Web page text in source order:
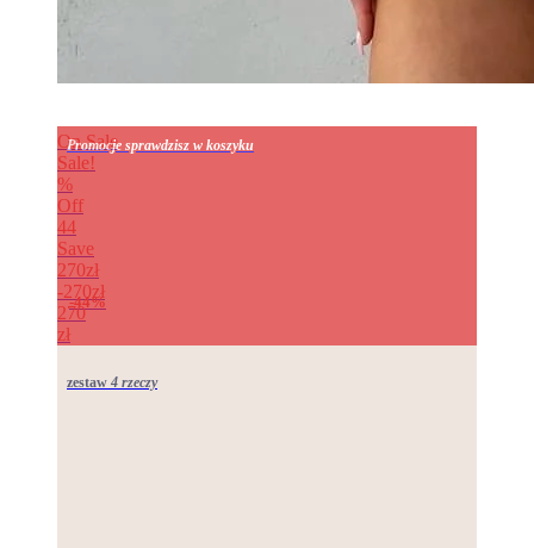
On Sale
Sale!
%
Off
44
Save
270zł
270zł
44%
270
zł
Promocje sprawdzisz w koszyku
zestaw 4 rzeczy